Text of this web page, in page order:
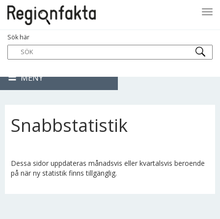
Sök här
MENY
Snabbstatistik
Dessa sidor uppdateras månadsvis eller kvartalsvis beroende
på när ny statistik finns tillgänglig.